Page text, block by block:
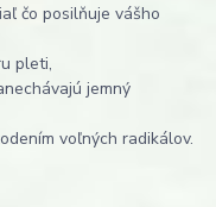
čo posilňuje vášho
pleti,
jemný
voľných radikálov.